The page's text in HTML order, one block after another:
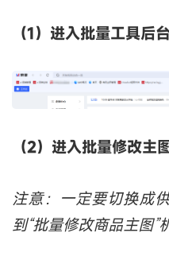
（1）进入批量工具后
（2）进入批量修改主
注意：一定要切换成
到“批量修改商品主图”